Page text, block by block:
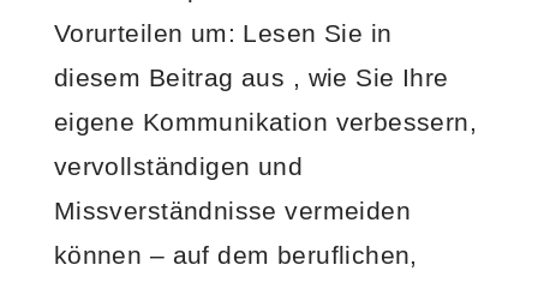
Vorurteilen um: Lesen Sie in
diesem Beitrag aus , wie Sie Ihre
eigene Kommunikation verbessern,
vervollständigen und
Missverständnisse vermeiden
können – auf dem beruflichen,